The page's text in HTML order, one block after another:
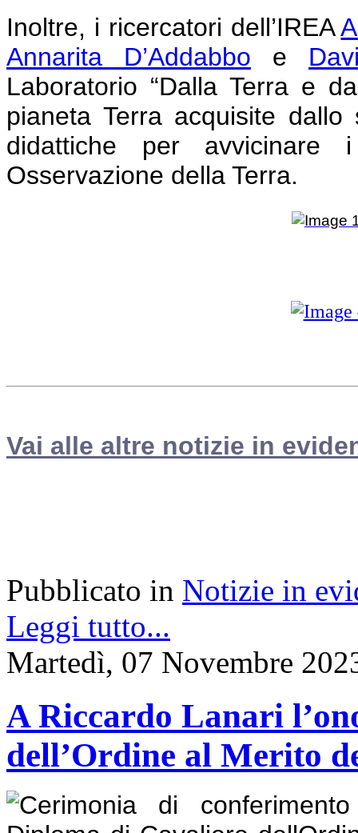
Inoltre, i ricercatori dell’IREA
Annarita D’Addabbo e
Laboratorio “Dalla Terra e
pianeta Terra acquisite
didattiche per
Osservazione della Terra.
Vai alle altre notizie in
Pubblicato in Notizie in
Leggi tutto...
Martedì, 07 Novembre
A Riccardo Lanari
dell’Ordine al Merito